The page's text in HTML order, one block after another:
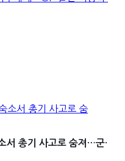
서 총기 사고로 숨져…군·